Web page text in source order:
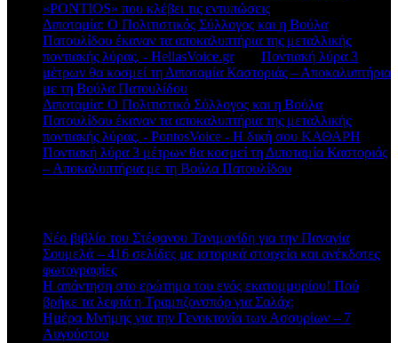
«PONTIOS» που κλέβει τις εντυπώσεις
Διποταμία: Ο Πολιτιστικός Σύλλογος και η Βούλα
Πατουλίδου έκαναν τα αποκαλυπτήρια της μεταλλικής
ποντιακής λύρας. - HellasVoice.grστο Ποντιακή λύρα 3
μέτρων θα κοσμεί τη Διποταμία Καστοριάς – Αποκαλυπτήρια
με τη Βούλα Πατουλίδου
Διποταμία: Ο Πολιτιστικό Σύλλογος και η Βούλα
Πατουλίδου έκαναν τα αποκαλυπτήρια της μεταλλικής
ποντιακής λύρας. - PontosVoice - H δική σου ΚΑΘΑΡΗ
Ποντιακή λύρα 3 μέτρων θα κοσμεί τη Διποταμία Καστοριάς
– Αποκαλυπτήρια με τη Βούλα Πατουλίδου
Νέο βιβλίο του Στέφανου Τανιμανίδη για την Παναγία
Σουμελά – 416 σελίδες με ιστορικά στοιχεία και ανέκδοτες
φωτογραφίες
Η απάντηση στο ερώτημα του ενός εκατομμυρίου! Πού
βρήκε τα λεφτά η Τραμπζονσπόρ για Σαλάχ;
Ημέρα Μνήμης για την Γενοκτονία των Ασσυρίων – 7
Αυγούστου